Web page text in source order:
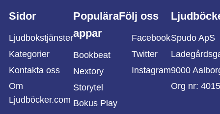
Sidor
Ljudbokstjänster
Kategorier
Kontakta oss
Om
Ljudböcker.com
Populära
appar
Bookbeat
Nextory
Storytel
Bokus Play
Följ oss
Facebook
Twitter
Instagram
Spudo ApS
9000
Org nr: